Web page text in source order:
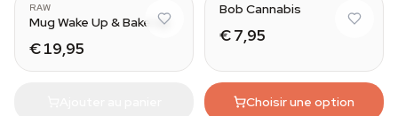
RAW
Mug Wake Up & Bake Up
€ 19,95
Bob Cannabis
€ 7,95
Choisir une option